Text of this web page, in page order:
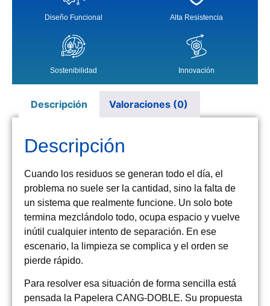
Diseño Funcional Alta Resistencia
Sostenibilidad Innovación
Descripción Valoraciones (0)
Descripción
Cuando los residuos se generan todo el día, el
problema no suele ser la cantidad, sino la falta de
un sistema que realmente funcione. Un solo bote
termina mezclándolo todo, ocupa espacio y vuelve
inútil cualquier intento de separación. En ese
escenario, la limpieza se complica y el orden se
pierde rápido.
Para resolver esa situación de forma sencilla está
pensada la Papelera CANG-DOBLE. Su propuesta